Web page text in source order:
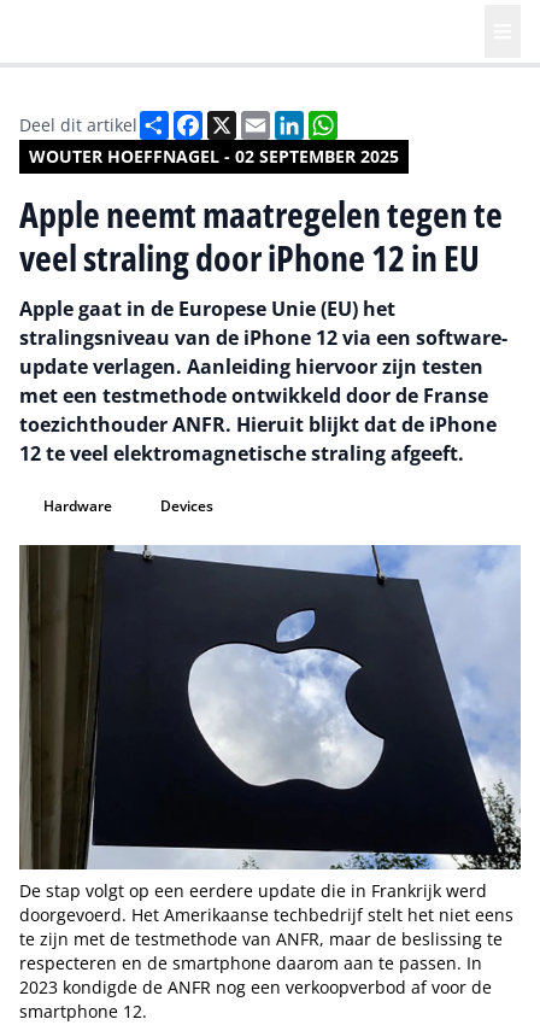
WOUTER HOEFFNAGEL - 02 SEPTEMBER 2025
Deel dit artikel DeelFacebook
X EmailLinkedIn
Apple neemt maatregelen tegen te
veel straling door iPhone 12 in EU
Apple gaat in de Europese Unie (EU) het
stralingsniveau van de iPhone 12 via een software-
update verlagen. Aanleiding hiervoor zijn testen
met een testmethode ontwikkeld door de Franse
toezichthouder ANFR. Hieruit blijkt dat de iPhone
12 te veel elektromagnetische straling afgeeft.
Hardware Devices
De stap volgt op een eerdere update die in Frankrijk werd
doorgevoerd. Het Amerikaanse techbedrijf stelt het niet eens
te zijn met de testmethode van ANFR, maar de beslissing te
respecteren en de smartphone daarom aan te passen. In
2023 kondigde de ANFR nog een verkoopverbod af voor de
smartphone 12.